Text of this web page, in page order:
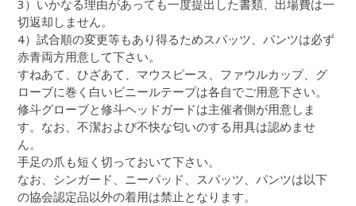
3）いかなる理由があっても一度提出した書類、出場費は一
切返却しません。
4）試合順の変更等もあり得るためスパッツ、パンツは必ず
赤青両方用意して下さい。
すねあて、ひざあて、マウスピース、ファウルカップ、グ
ローブに巻く白いビニールテープは各自でご用意下さい。
修斗グローブと修斗ヘッドガードは主催者側が用意しま
す。なお、不潔および不快な匂いのする用具は認めませ
ん。
手足の爪も短く切っておいて下さい。
なお、シンガード、ニーパッド、スパッツ、パンツは以下
の協会認定品以外の着用は禁止となります。